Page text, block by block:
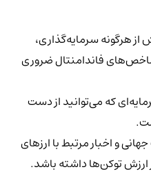
هرگونه سرمایه‌گذاری،
فاندامنتال ضروری
که می‌توانید از دست
و اخبار مرتبط با ارزهای
ارزش توکن‌ها داشته باشد.